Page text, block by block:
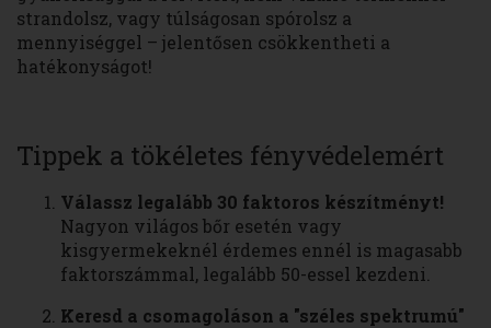
strandolsz, vagy túlságosan spórolsz a
mennyiséggel – jelentősen csökkentheti a
hatékonyságot!
Tippek a tökéletes fényvédelemért
Válassz legalább 30 faktoros készítményt!
Nagyon világos bőr esetén vagy
kisgyermekeknél érdemes ennél is magasabb
faktorszámmal, legalább 50-essel kezdeni.
Keresd a csomagoláson a "széles spektrumú"